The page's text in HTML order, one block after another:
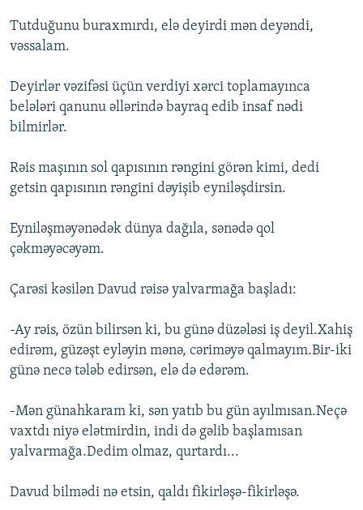
Tutduğunu buraxmırdı, elə deyirdi mən deyəndi,
vəssalam.
Deyirlər vəzifəsi üçün verdiyi xərci toplamayınca
belələri qanunu əllərində bayraq edib insaf nədi
bilmirlər.
Rəis maşının sol qapısının rəngini görən kimi, dedi
getsin qapısının rəngini dəyişib eyniləşdirsin.
Eyniləşməyənədək dünya dağıla, sənədə qol
çəkməyəcəyəm.
Çarəsi kəsilən Davud rəisə yalvarmağa başladı:
-Ay rəis, özün bilirsən ki, bu günə düzələsi iş deyil.Xahiş
edirəm, güzəşt eyləyin mənə, cəriməyə qalmayım.Bir-iki
günə necə tələb edirsən, elə də edərəm.
-Mən günahkaram ki, sən yatıb bu gün ayılmısan.Neçə
vaxtdı niyə elətmirdin, indi də gəlib başlamısan
yalvarmağa.Dedim olmaz, qurtardı...
Davud bilmədi nə etsin, qaldı fikirləşə-fikirləşə.